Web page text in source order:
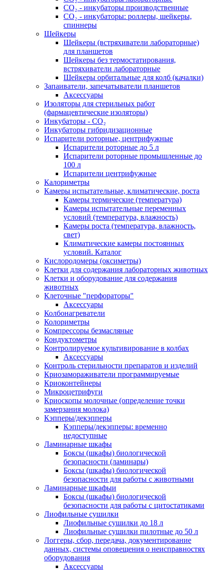
СО₂ - инкубаторы производственные
СО₂ - инкубаторы: роллеры, шейкеры,
спиннеры
Шейкеры
Шейкеры (встряхиватели лабораторные)
для планшетов
Шейкеры без термостатирования,
встряхиватели лабораторные
Шейкеры орбитальные для колб (качалки)
Запаиватели, запечатыватели планшетов
Аксессуары
Изоляторы для стерильных работ
(фармацевтические изоляторы)
Инкубаторы - CO₂
Инкубаторы гибридизационные
Испарители роторные, центрифужные
Испарители роторные до 5 л
Испарители роторные промышленные до
100 л
Испарители центрифужные
Калориметры
Камеры испытательные, климатические, роста
Камеры термические (температура)
Камеры испытательные переменных
условий (температура, влажность)
Камеры роста (температура, влажность,
свет)
Климатические камеры постоянных
условий. Каталог
Кислородомеры (оксиметры)
Клетки для содержания лабораторных животных
Клетки и оборудование для содержания
животных
Клеточные "перфораторы"
Аксессуары
Колбонагреватели
Колориметры
Компрессоры безмасляные
Кондуктометры
Контролируемое культивирование в колбах
Аксессуары
Контроль стерильности препаратов и изделий
Криозамораживатели программируемые
Криоконтейнеры
Микроцетрифуги
Криоскопы молочные (определение точки
замерзания молока)
Кэпперы/декэпперы
Кэпперы/декэпперы: временно
недоступные
Ламинарные шкафы
Боксы (шкафы) биологической
безопасности (ламинары)
Боксы (шкафы) биологической
безопасности для работы с животными
Ламинарные шкафыи
Боксы (шкафы) биологической
безопасности для работы с цитостатиками
Лиофильные сушилки
Лиофильные сушилки до 18 л
Лиофильные сушилки пилотные до 50 л
Логгеры, сбор, передача, документирование
данных, системы оповещения о неисправностях
оборудования
Аксессуары